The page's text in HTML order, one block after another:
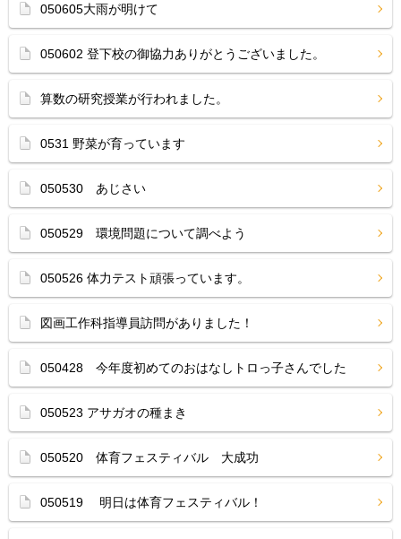
050605大雨が明けて
050602 登下校の御協力ありがとうございました。
算数の研究授業が行われました。
0531 野菜が育っています
050530 あじさい
050529 環境問題について調べよう
050526 体力テスト頑張っています。
図画工作科指導員訪問がありました！
050428 今年度初めてのおはなしトロっ子さんでした
050523 アサガオの種まき
050520 体育フェスティバル 大成功
050519 明日は体育フェスティバル！